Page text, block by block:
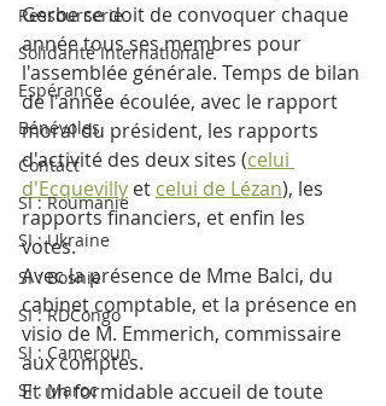
Ressourcerie
Solidarité Internationale
Espérance
Bénévoles
Contact
SI : Roumanie
SI : Ukraine
SI : Bosnie
SI : RDCongo
SI : Cameroun
SI : Maroc
Gerbe se doit de convoquer chaque
année tous ses membres pour
l'assemblée générale. Temps de bilan
de l'année écoulée, avec le rapport
moral du président, les rapports
d'activité des deux sites (celui
d'Ecquevilly et celui de Lézan), les
rapports financiers, et enfin les
votes.
Avec la présence de Mme Balci, du
cabinet comptable, et la présence en
visio de M. Emmerich, commissaire
aux comptes.
Et un formidable accueil de toute